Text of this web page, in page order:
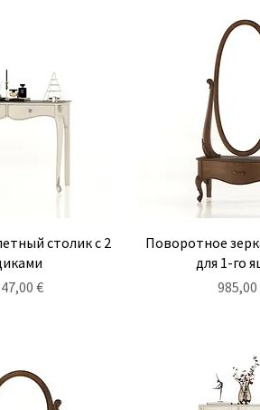
просмотрстолик с 2
€
Быстрый
Поворотное
для 1-го
Цена
985,00